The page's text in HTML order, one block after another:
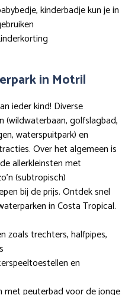
kinderbadje kun je in
in Motril
ieder kind! Diverse
(wildwaterbaan, golfslagbad,
waterspuitpark) en
Over het algemeen is
allerkleinsten met
(subtropisch)
bij de prijs. Ontdek snel
in Costa Tropical.
zoals trechters, halfpipes,
en